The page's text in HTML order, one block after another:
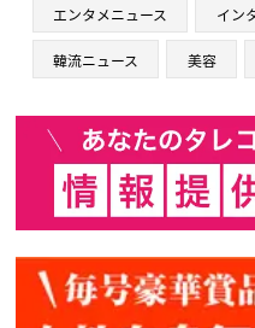
エンタメニュース イン
韓流ニュース 美容